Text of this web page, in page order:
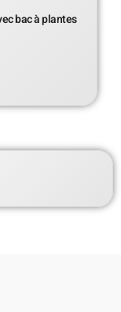
bac à plantes